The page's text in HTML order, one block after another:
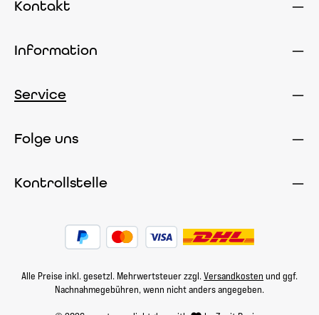
Kontakt
Information
Service
Folge uns
Kontrollstelle
Alle Preise inkl. gesetzl. Mehrwertsteuer zzgl. Versandkosten und ggf.
Nachnahmegebühren, wenn nicht anders angegeben.